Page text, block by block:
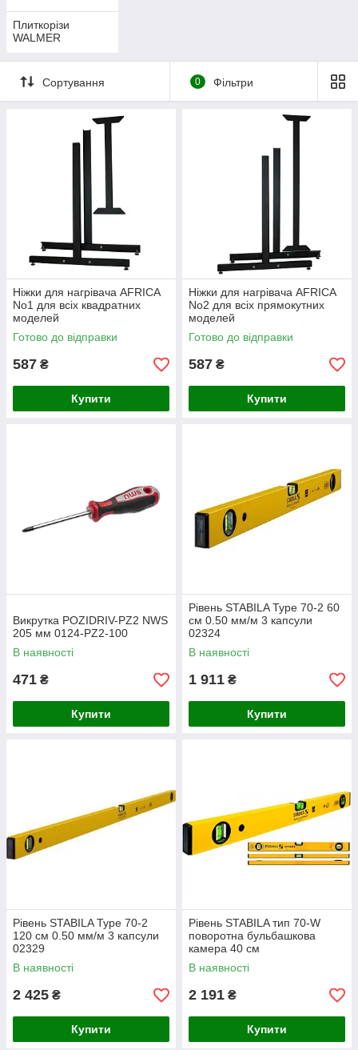
Плиткорізи
WALMER
Сортування 0 Фільтри
Ніжки для нагрівача AFRICA
No1 для всіх квадратних
моделей
Готово до відправки
587 ₴
Купити
Ніжки для нагрівача AFRICA
No2 для всіх прямокутних
моделей
Готово до відправки
587 ₴
Купити
Викрутка POZIDRIV-PZ2 NWS
205 мм 0124-PZ2-100
В наявності
471 ₴
Купити
Рівень STABILA Type 70-2 60
см 0.50 мм/м 3 капсули
02324
В наявності
1 911 ₴
Купити
Рівень STABILA Type 70-2
120 см 0.50 мм/м 3 капсули
02329
В наявності
2 425 ₴
Купити
Рівень STABILA тип 70-W
поворотна бульбашкова
камера 40 см
В наявності
2 191 ₴
Купити